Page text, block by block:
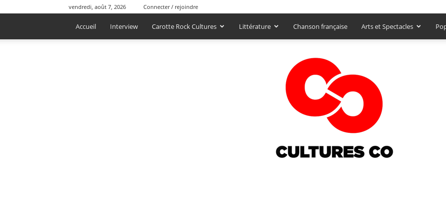
vendredi, août 7, 2026 Connecter / rejoindre
Accueil Interview Carotte Rock Cultures Littérature Chanson française Arts et Spectacles